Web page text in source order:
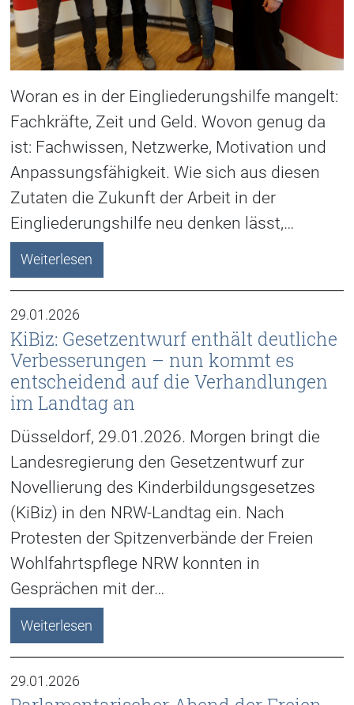
Woran es in der Eingliederungshilfe mangelt:
Fachkräfte, Zeit und Geld. Wovon genug da
ist: Fachwissen, Netzwerke, Motivation und
Anpassungsfähigkeit. Wie sich aus diesen
Zutaten die Zukunft der Arbeit in der
Eingliederungshilfe neu denken lässt,…
Weiterlesen
29.01.2026
KiBiz: Gesetzentwurf enthält deutliche
Verbesserungen – nun kommt es
entscheidend auf die Verhandlungen
im Landtag an
Düsseldorf, 29.01.2026. Morgen bringt die
Landesregierung den Gesetzentwurf zur
Novellierung des Kinderbildungsgesetzes
(KiBiz) in den NRW-Landtag ein. Nach
Protesten der Spitzenverbände der Freien
Wohlfahrtspflege NRW konnten in
Gesprächen mit der…
Weiterlesen
29.01.2026